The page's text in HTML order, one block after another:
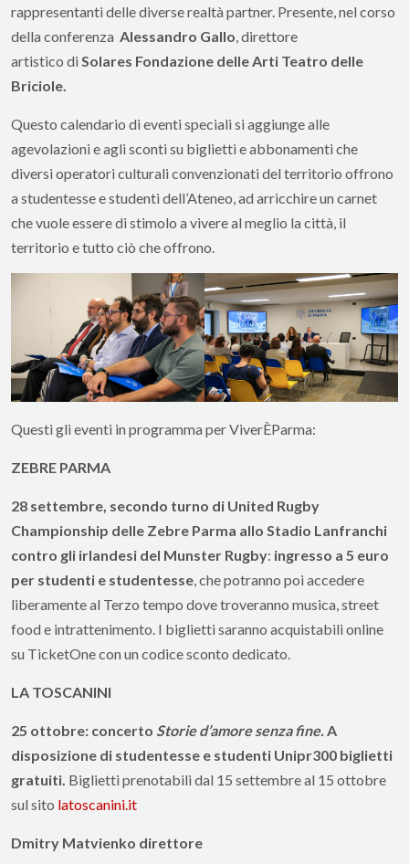
rappresentanti delle diverse realtà partner. Presente, nel corso
della conferenza Alessandro Gallo , direttore
artistico di Solares Fondazione delle Arti Teatro delle
Briciole.
Questo calendario di eventi speciali si aggiunge alle
agevolazioni e agli sconti su biglietti e abbonamenti che
diversi operatori culturali convenzionati del territorio offrono
a studentesse e studenti dell’Ateneo, ad arricchire un carnet
che vuole essere di stimolo a vivere al meglio la città, il
territorio e tutto ciò che offrono.
Questi gli eventi in programma per ViverÈParma:
ZEBRE PARMA
28 settembre, secondo turno di United Rugby
Championship delle Zebre Parma allo Stadio Lanfranchi
contro gli irlandesi del Munster Rugby: ingresso a 5 euro
per studenti e studentesse, che potranno poi accedere
liberamente al Terzo tempo dove troveranno musica, street
food e intrattenimento. I biglietti saranno acquistabili online
su TicketOne con un codice sconto dedicato.
LA TOSCANINI
25 ottobre: concerto Storie d’amore senza fine.A
disposizione di studentesse e studenti Unipr300 biglietti
gratuiti. Biglietti prenotabili dal 15 settembre al 15 ottobre
sul sito latoscanini.it
Dmitry Matvienko direttore